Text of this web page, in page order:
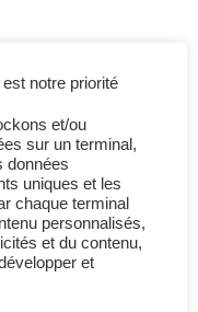
le web.
notre priorité
et/ou
sur un terminal,
données
uniques et les
chaque terminal
personnalisés,
et du contenu,
et